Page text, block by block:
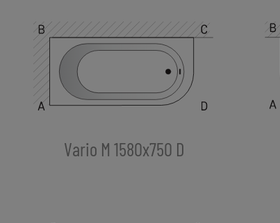
Vario M 1580x750 D